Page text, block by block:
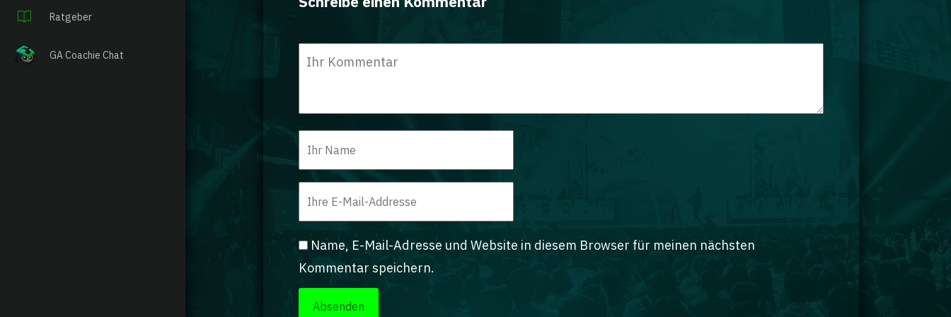
Ratgeber
GA Coachie Chat
Name, E-Mail-Adresse und Website in diesem Browser für meinen nächsten
Kommentar speichern.